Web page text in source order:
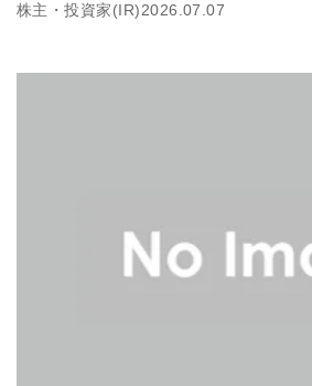
株主・投資家(IR)2026.07.07